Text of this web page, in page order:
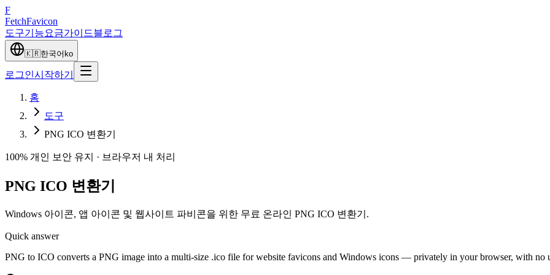
F
FetchFavicon
도구기능요금가이드블로그
🇰🇷한국어 ko
로그인시작하기
홈
도구
PNG ICO 변환기
100% 개인 보안 유지 · 브라우저 내 처리
PNG ICO 변환기
Windows 아이콘, 앱 아이콘 및 웹사이트 파비콘을 위한 무료 온라인 PNG ICO 변환기.
Quick answer
PNG to ICO converts a PNG image into a multi-size .ico file for website favicons and Windows icons — privately in your browser, with no